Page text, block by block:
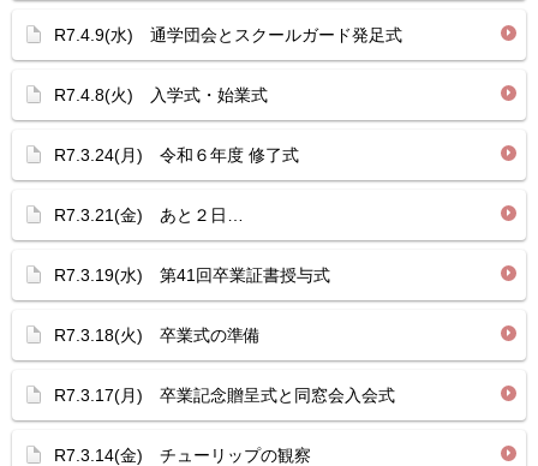
R7.4.9(水) 通学団会とスクールガード発足式
R7.4.8(火) 入学式・始業式
R7.3.24(月) 令和６年度 修了式
R7.3.21(金) あと２日…
R7.3.19(水) 第41回卒業証書授与式
R7.3.18(火) 卒業式の準備
R7.3.17(月) 卒業記念贈呈式と同窓会入会式
R7.3.14(金) チューリップの観察